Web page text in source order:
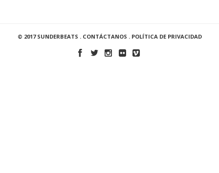
© 2017 SUNDERBEATS . CONTÁCTANOS . POLÍTICA DE PRIVACIDAD